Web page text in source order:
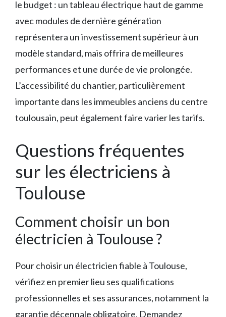
le budget : un tableau électrique haut de gamme
avec modules de dernière génération
représentera un investissement supérieur à un
modèle standard, mais offrira de meilleures
performances et une durée de vie prolongée.
L’accessibilité du chantier, particulièrement
importante dans les immeubles anciens du centre
toulousain, peut également faire varier les tarifs.
Questions fréquentes
sur les électriciens à
Toulouse
Comment choisir un bon
électricien à Toulouse ?
Pour choisir un électricien fiable à Toulouse,
vérifiez en premier lieu ses qualifications
professionnelles et ses assurances, notamment la
garantie décennale obligatoire. Demandez